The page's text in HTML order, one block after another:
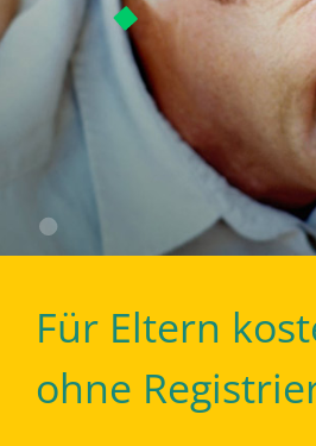
Für Eltern
ohne